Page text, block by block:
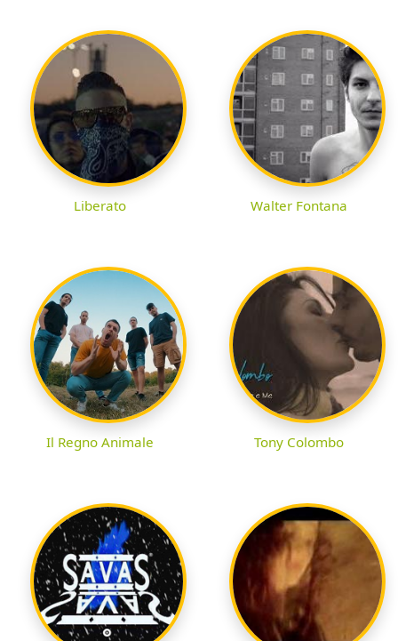
Liberato Walter Fontana
Il Regno Animale Tony Colombo